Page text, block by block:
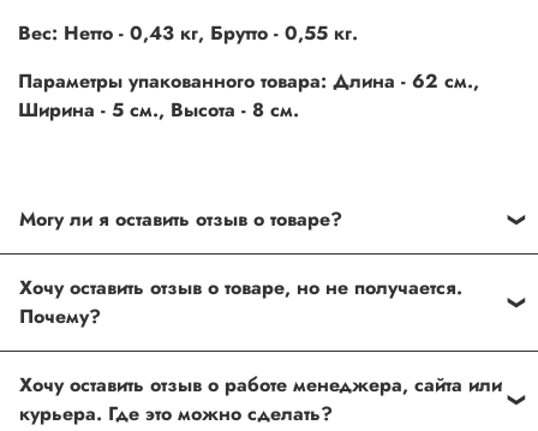
Вес: Нетто - 0,43 кг, Брутто - 0,55 кг.
Параметры упакованного товара: Длина - 62 см.,
Ширина - 5 см., Высота - 8 см.
специальное поле, где Вы можете оставить свой отзыв.
Также Вы можете присвоить товару от одной до пяти
звёзд. Все отзывы о товарах проходят модерацию.
Хочу оставить отзыв о товаре, но не получается.
полей. Если поля заполнены корректно, то свяжитесь с
нами по телефону +7 (812) 565-32-05;
Хочу оставить отзыв о работе менеджера, сайта или